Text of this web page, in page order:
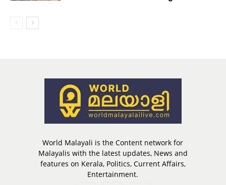
World Malayali is the Content network for
Malayalis with the latest updates, News and
features on Kerala, Politics, Current Affairs,
Entertainment.